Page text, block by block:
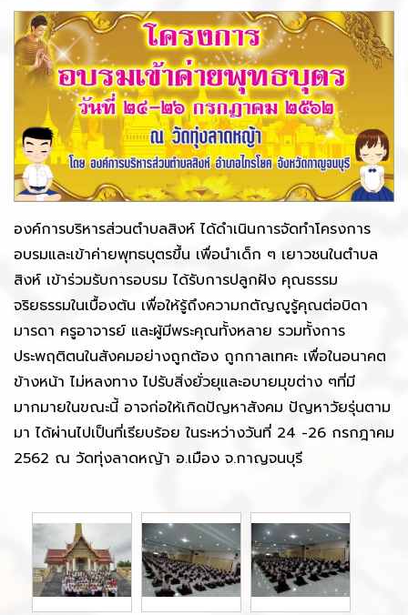
องค์การบริหารส่วนตำบลสิงห์ ได้ดำเนินการจัดทำโครงการ
อบรมและเข้าค่ายพุทธบุตรขึ้น เพื่อนำเด็ก ๆ เยาวชนในตำบล
สิงห์ เข้าร่วมรับการอบรม ได้รับการปลูกฝัง คุณธรรม
จริยธรรมในเบื้องต้น เพื่อให้รู้ถึงความกตัญญูรู้คุณต่อบิดา
มารดา ครูอาจารย์ และผู้มีพระคุณทั้งหลาย รวมทั้งการ
ประพฤติตนในสังคมอย่างถูกต้อง ถูกกาลเทศะ เพื่อในอนาคต
ข้างหน้า ไม่หลงทาง ไปรับสิ่งยั่วยุและอบายมุขต่าง ๆที่มี
มากมายในขณะนี้ อาจก่อให้เกิดปัญหาสังคม ปัญหาวัยรุ่นตาม
มา ได้ผ่านไปเป็นที่เรียบร้อย ในระหว่างวันที่ 24 -26 กรกฎาคม
2562 ณ วัดทุ่งลาดหญ้า อ.เมือง จ.กาญจนบุรี